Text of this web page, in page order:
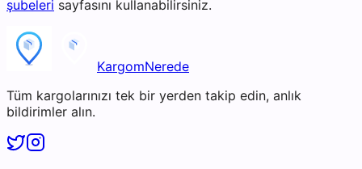
şubeleri sayfasını kullanabilirsiniz.
KargomNerede
Tüm kargolarınızı tek bir yerden takip edin, anlık
bildirimler alın.